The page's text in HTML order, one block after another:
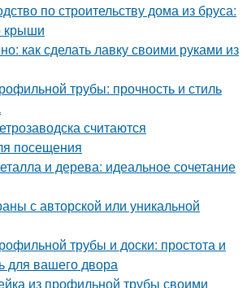
по строительству дома из бруса:
крыши
как сделать лавку своими руками из
трубы: прочность и стиль
считаются
посещения
и дерева: идеальное сочетание
с авторской или уникальной
трубы и доски: простота и
для вашего двора
из профильной трубы своими